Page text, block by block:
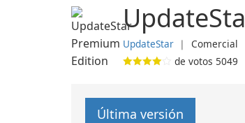
UpdateStar ❘ Comercial
de votos 5049
Última versión